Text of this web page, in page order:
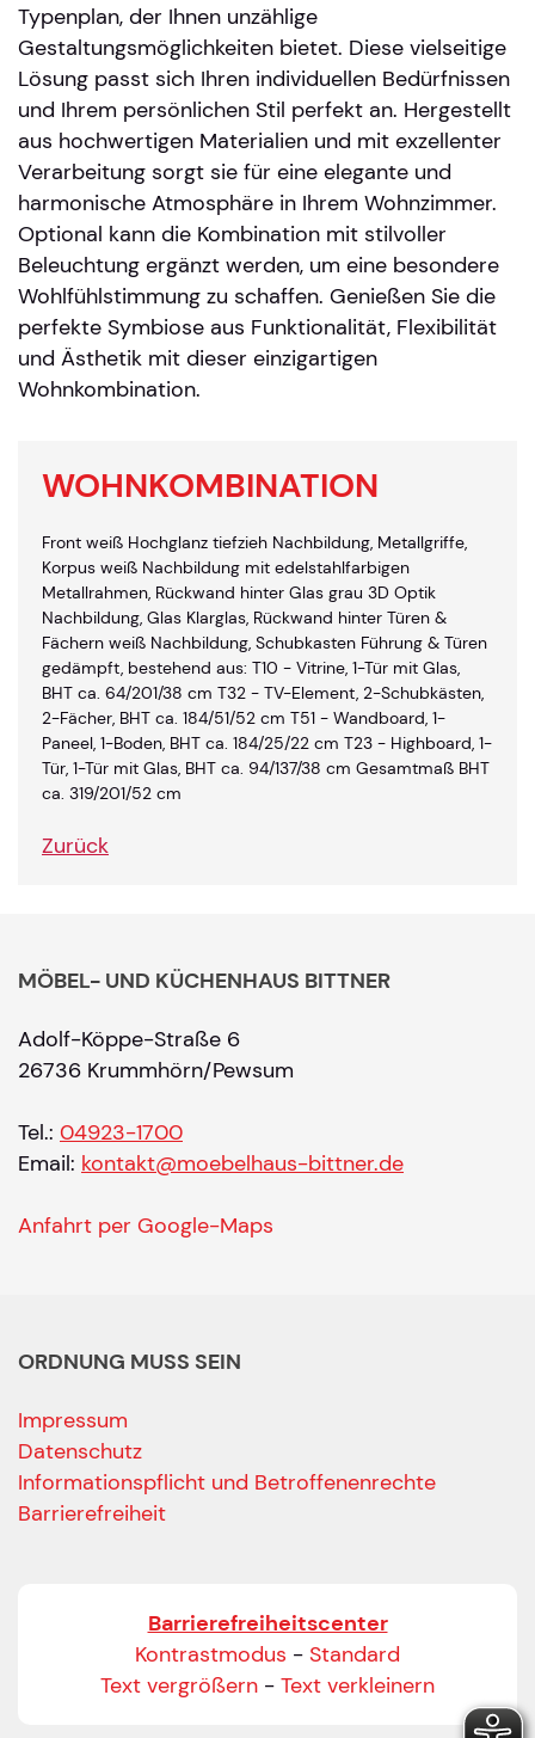
Typenplan, der Ihnen unzählige
Gestaltungsmöglichkeiten bietet. Diese vielseitige
Lösung passt sich Ihren individuellen Bedürfnissen
und Ihrem persönlichen Stil perfekt an. Hergestellt
aus hochwertigen Materialien und mit exzellenter
Verarbeitung sorgt sie für eine elegante und
harmonische Atmosphäre in Ihrem Wohnzimmer.
Optional kann die Kombination mit stilvoller
Beleuchtung ergänzt werden, um eine besondere
Wohlfühlstimmung zu schaffen. Genießen Sie die
perfekte Symbiose aus Funktionalität, Flexibilität
und Ästhetik mit dieser einzigartigen
Wohnkombination.
WOHNKOMBINATION
Front weiß Hochglanz tiefzieh Nachbildung, Metallgriffe,
Korpus weiß Nachbildung mit edelstahlfarbigen
Metallrahmen, Rückwand hinter Glas grau 3D Optik
Nachbildung, Glas Klarglas, Rückwand hinter Türen &
Fächern weiß Nachbildung, Schubkasten Führung & Türen
gedämpft, bestehend aus: T10 - Vitrine, 1-Tür mit Glas,
BHT ca. 64/201/38 cm T32 - TV-Element, 2-Schubkästen,
2-Fächer, BHT ca. 184/51/52 cm T51 - Wandboard, 1-
Paneel, 1-Boden, BHT ca. 184/25/22 cm T23 - Highboard, 1-
Tür, 1-Tür mit Glas, BHT ca. 94/137/38 cm Gesamtmaß BHT
ca. 319/201/52 cm
Zurück
MÖBEL- UND KÜCHENHAUS BITTNER
Adolf-Köppe-Straße 6
26736 Krummhörn/Pewsum
Tel.: 04923-1700
Email: kontakt@moebelhaus-bittner.de
Anfahrt per Google-Maps
ORDNUNG MUSS SEIN
Impressum
Datenschutz
Informationspflicht und Betroffenenrechte
Barrierefreiheit
Barrierefreiheitscenter
Kontrastmodus - Standard
Text vergrößern - Text verkleinern